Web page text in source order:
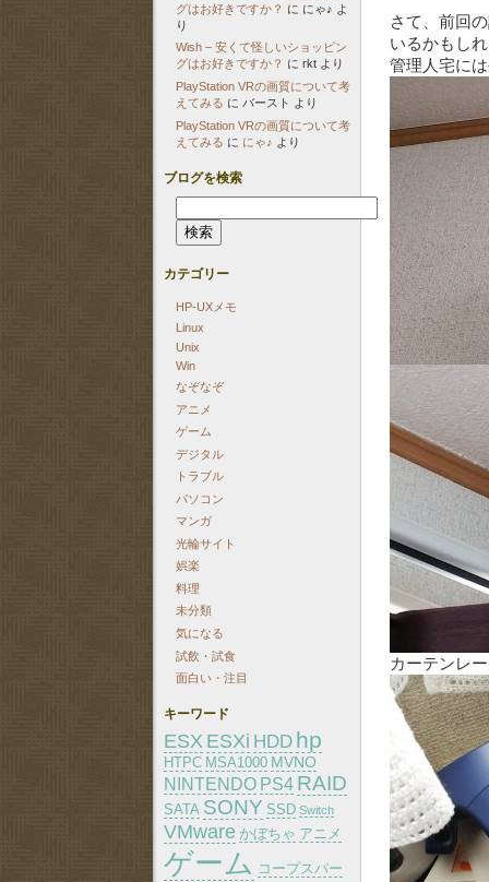
さて、前回
いるかもし
管理人宅に
カーテンレ
グはお好きですか？ に にゃ♪ よ
り
Wish – 安くて怪しいショッピン
グはお好きですか？ にrkt より
PlayStation VRの画質について考
えてみる に バースト より
PlayStation VRの画質について考
えてみる に にゃ♪ より
ブログを検索
索:
カテゴリー
HP-UXメモ
Linux
Unix
Win
なぞなぞ
アニメ
ゲーム
デジタル
トラブル
パソコン
マンガ
光輪サイト
娯楽
料理
未分類
気になる
試飲・試食
面白い・注目
キーワード
ESX ESXi HDD hp
HTPC MSA1000 MVNO
NINTENDO PS4 RAID
SATA SONY SSD Switch
VMware かぼちゃ アニメ
ゲーム コープスパー